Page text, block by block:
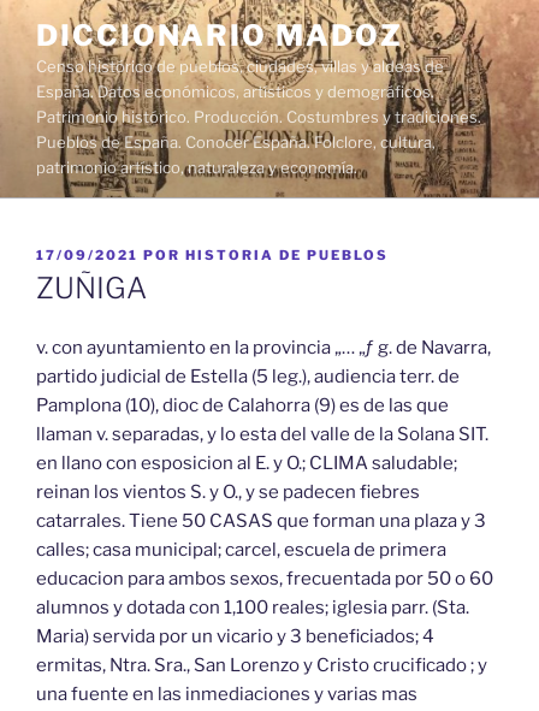
contenido
DICCIONARIO MADOZ
Censo histórico de pueblos, ciudades, villas y aldeas de
España. Datos económicos, artísticos y demográficos.
Patrimonio histórico. Producción. Costumbres y tradiciones.
Pueblos de España. Conocer España. Folclore, cultura,
patrimonio artístico, naturaleza y economía.
PUBLICADO
EL
17/09/2021 POR HISTORIA DE PUEBLOS
ZUÑIGA
v. con ayuntamiento en la provincia „… „ƒ g. de Navarra,
partido judicial de Estella (5 leg.), audiencia terr. de
Pamplona (10), dioc de Calahorra (9) es de las que
llaman v. separadas, y lo esta del valle de la Solana SIT.
en llano con esposicion al E. y O.; CLIMA saludable;
reinan los vientos S. y O., y se padecen fiebres
catarrales. Tiene 50 CASAS que forman una plaza y 3
calles; casa municipal; carcel, escuela de primera
educacion para ambos sexos, frecuentada por 50 o 60
alumnos y dotada con 1,100 reales; iglesia parr. (Sta.
Maria) servida por un vicario y 3 beneficiados; 4
ermitas, Ntra. Sra., San Lorenzo y Cristo crucificado ; y
una fuente en las inmediaciones y varias mas